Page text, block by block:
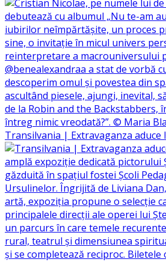
Transilvania | Extravaganza aduce